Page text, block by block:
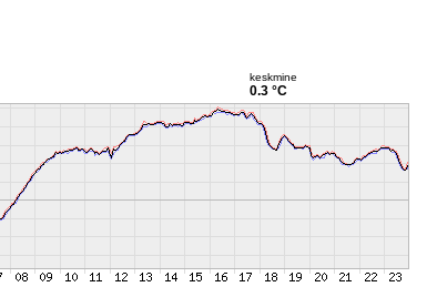
keskmine
0.3 °C